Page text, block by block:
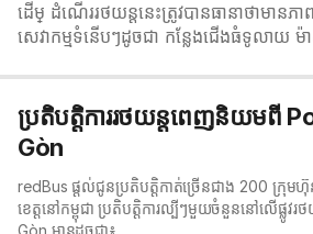
ដើម្ ដំណើររថយន្តនេះត្រូវបានធានាថាមាន
សេវាកម្មទំនើបៗដូចជា កន្លែងជើងធំទូលាយ ម៉
ប្រតិបត្តិការរថយន្តពេញនិយមពី
Gòn
redBus ផ្តល់ជូនប្រតិបត្តិកាត់ច្រើនជាង 200 ក្រុ
ខេត្តនៅកម្ពុជា ប្រតិបត្តិការល្បីៗមួយចំនួននៅលើផ្លូវ
Gòn មានដូចជា៖